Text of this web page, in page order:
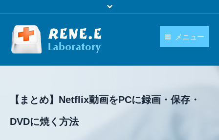
メニュー
日本語
【まとめ】Netflix動画をPCに録画・保存・
DVDに焼く方法